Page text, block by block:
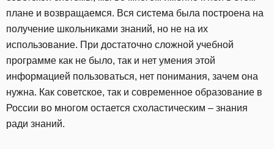
плане и возвращаемся. Вся система была построена на
получение школьниками знаний, но не на их
использование. При достаточно сложной учебной
программе как не было, так и нет умения этой
информацией пользоваться, нет понимания, зачем она
нужна. Как советское, так и современное образование в
России во многом остается схоластическим – знания
ради знаний.